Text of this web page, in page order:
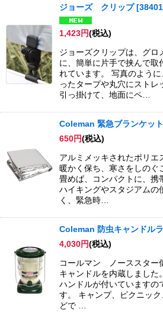
ジョーズ クリップ [
1,423円(税込)
ジョーズクリップは、グロ
に、簡単に片手で挟んで取
れています。 写真のよう
ったタープや丸穴にストレ
引っ掛けて、地面にペ…
Coleman 緊急ブランケット
650円(税込)
アルミメッキされたポリエ
暖かく保ち、寒さをしのぐ
畳めば、コンパクトに、携
ハイキングやスタジアムの
く、緊急時…
Coleman 防虫キャンドル
4,030円(税込)
コールマン ノーススター
キャンドルを内蔵しました
ハンドルが付いていますの
す。 キャンプ、ピクニッ
どで …